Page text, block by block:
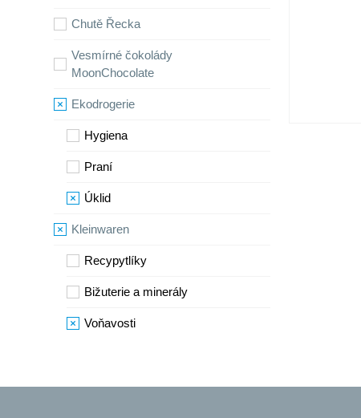
Chutě Řecka
Vesmírné čokolády
MoonChocolate
Ekodrogerie
Hygiena
Praní
Úklid
Kleinwaren
Recypytlíky
Bižuterie a minerály
Voňavosti
Vonné tyčinky